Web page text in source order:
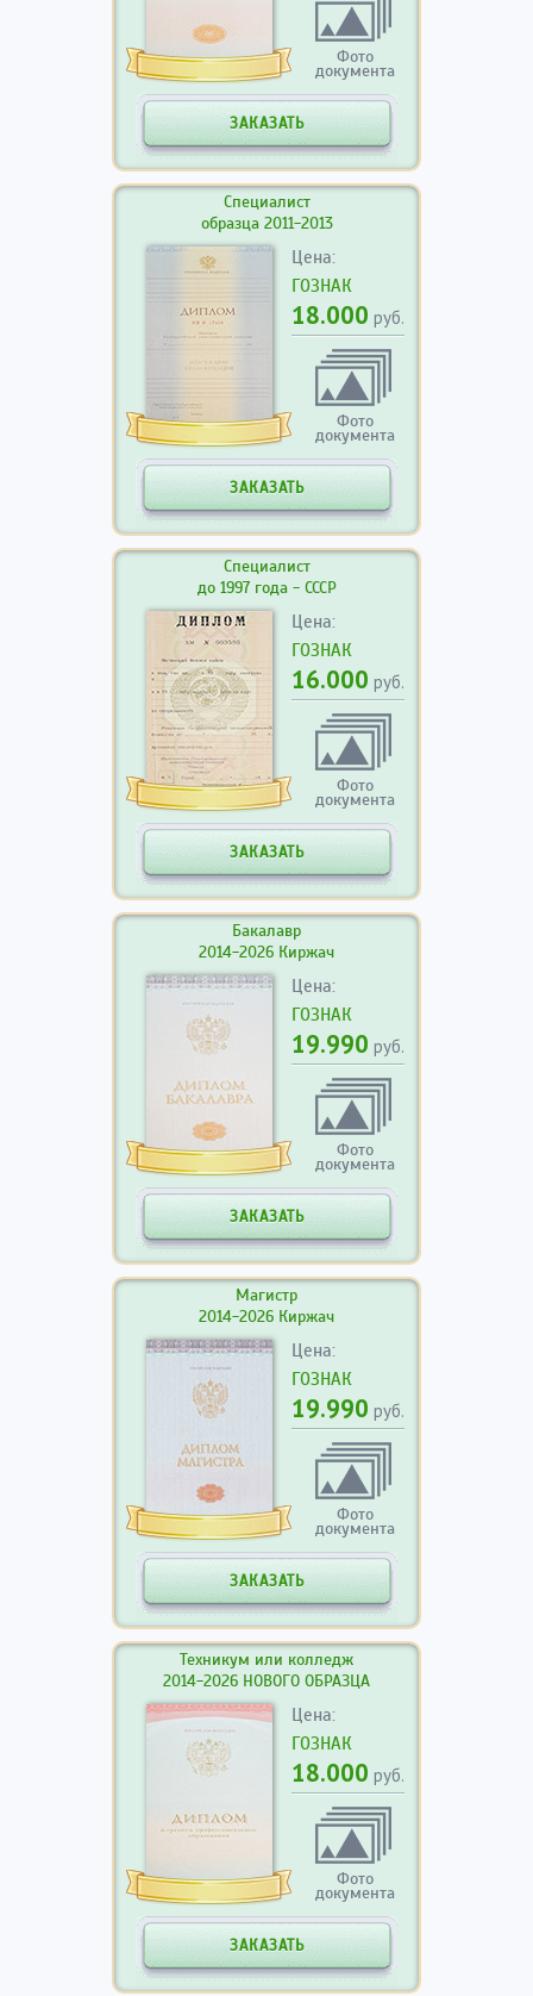
Фото
документа
ЗАКАЗАТЬ
Специалист
образца 2011-2013
Цена:
ГОЗНАК
18.000 руб.
Фото
документа
ЗАКАЗАТЬ
Специалист
до 1997 года - СССР
Цена:
ГОЗНАК
16.000 руб.
Фото
документа
ЗАКАЗАТЬ
Бакалавр
2014-2026 Киржач
Цена:
ГОЗНАК
19.990 руб.
Фото
документа
ЗАКАЗАТЬ
Магистр
2014-2026 Киржач
Цена:
ГОЗНАК
19.990 руб.
Фото
документа
ЗАКАЗАТЬ
Техникум или колледж
2014-2026 НОВОГО ОБРАЗЦА
Цена:
ГОЗНАК
18.000 руб.
Фото
документа
ЗАКАЗАТЬ